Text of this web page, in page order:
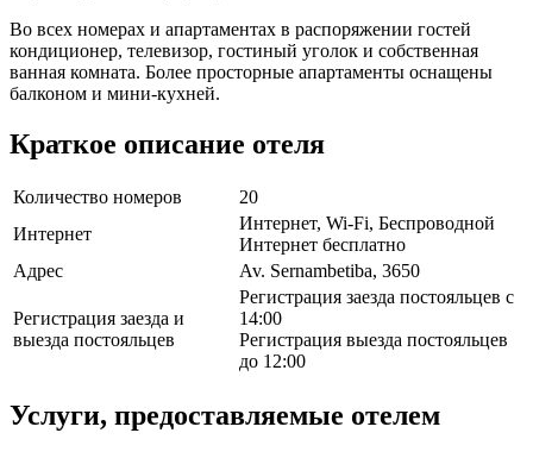
Во всех номерах и апартаментах в распоряжении гостей
кондиционер, телевизор, гостиный уголок и собственная
ванная комната. Более просторные апартаменты оснащены
балконом и мини-кухней.
Краткое описание отеля
Количество номеров
20
Интернет
Интернет, Wi-Fi, Беспроводной
Интернет бесплатно
Адрес
Av. Sernambetiba, 3650
Регистрация заезда и
выезда постояльцев
Регистрация заезда постояльцев с
14:00
Регистрация выезда постояльцев
до 12:00
Услуги, предоставляемые отелем